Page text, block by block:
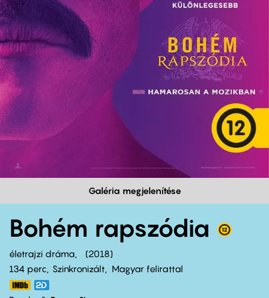
Galéria megjelenítése
Bohém rapszódia
életrajzi dráma
2018
134 perc,
Szinkronizált Magyar felirattal